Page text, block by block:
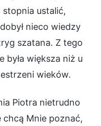
ustalić,
nieco wiedzy
szatana. Z tego
była większa niż u
wieków.
Piotra nietrudno
chcą Mnie poznać,